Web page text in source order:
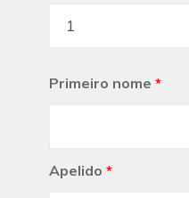
Primeiro nome *
Apelido *